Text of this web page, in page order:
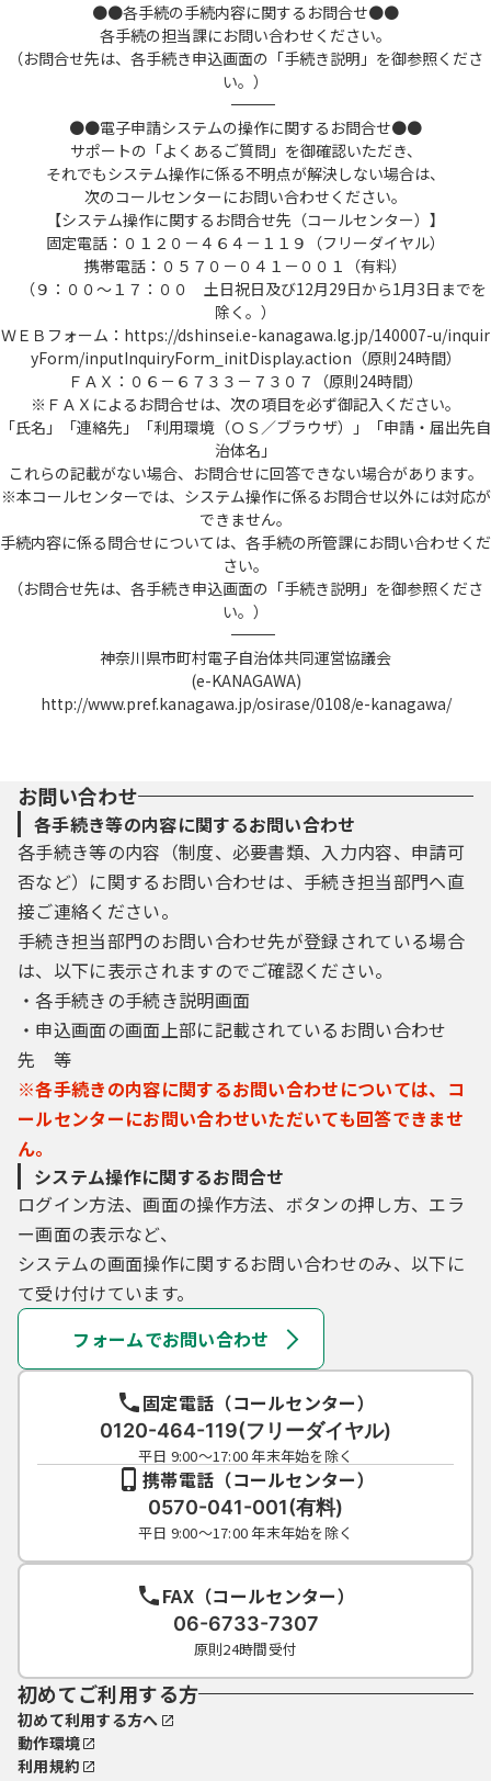
●●各手続の手続内容に関するお問合せ●●
各手続の担当課にお問い合わせください。
（お問合せ先は、各手続き申込画面の「手続き説明」を御参照くださ
い。）
――――――――――――――――――――――――――――――――――――――――――――――――――
●●電子申請システムの操作に関するお問合せ●●
サポートの「よくあるご質問」を御確認いただき、
それでもシステム操作に係る不明点が解決しない場合は、
次のコールセンターにお問い合わせください。
【システム操作に関するお問合せ先（コールセンター）】
固定電話：０１２０－４６４－１１９（フリーダイヤル）
携帯電話：０５７０－０４１－００１（有料）
（９：００～１７：００ 土日祝日及び12月29日から1月3日までを
除く。）
ＷＥＢフォーム：https://dshinsei.e-kanagawa.lg.jp/140007-u/inquir
yForm/inputInquiryForm_initDisplay.action（原則24時間）
ＦＡＸ：０６－６７３３－７３０７（原則24時間）
※ＦＡＸによるお問合せは、次の項目を必ず御記入ください。
「氏名」「連絡先」「利用環境（ＯＳ／ブラウザ）」「申請・届出先自
治体名」
これらの記載がない場合、お問合せに回答できない場合があります。
※本コールセンターでは、システム操作に係るお問合せ以外には対応が
できません。
手続内容に係る問合せについては、各手続の所管課にお問い合わせくだ
さい。
（お問合せ先は、各手続き申込画面の「手続き説明」を御参照くださ
い。）
――――――――――――――――――――――――――――――――――――――――――――――――――
神奈川県市町村電子自治体共同運営協議会
(e-KANAGAWA)
http://www.pref.kanagawa.jp/osirase/0108/e-kanagawa/
お問い合わせ
各手続き等の内容に関するお問い合わせ
各手続き等の内容（制度、必要書類、入力内容、申請可
否など）に関するお問い合わせは、手続き担当部門へ直
接ご連絡ください。
手続き担当部門のお問い合わせ先が登録されている場合
は、以下に表示されますのでご確認ください。
・各手続きの手続き説明画面
・申込画面の画面上部に記載されているお問い合わせ
先 等
※各手続きの内容に関するお問い合わせについては、コ
ールセンターにお問い合わせいただいても回答できませ
ん。
システム操作に関するお問合せ
ログイン方法、画面の操作方法、ボタンの押し方、エラ
ー画面の表示など、
システムの画面操作に関するお問い合わせのみ、以下に
て受け付けています。
フォームでお問い合わせ
固定電話（コールセンター）
0120-464-119(フリーダイヤル)
平日 9:00～17:00 年末年始を除く
携帯電話（コールセンター）
0570-041-001(有料)
平日 9:00～17:00 年末年始を除く
FAX（コールセンター）
06-6733-7307
原則24時間受付
初めてご利用する方
初めて利用する方へ
動作環境
利用規約